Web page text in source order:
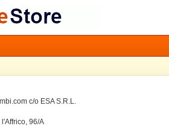
c/o ESA S.R.L.
96/A